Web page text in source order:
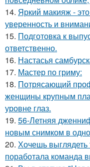
14. Яркий макияж -
уверенность и
15. Подготовка к
ответственно.
16. Настасья
17. Мастер по гриму:
18. Потрясающий
женщины крупным
уровне глаз.
19. 56-Летняя
новым снимком в
20. Хочешь выглядеть
поработала команда